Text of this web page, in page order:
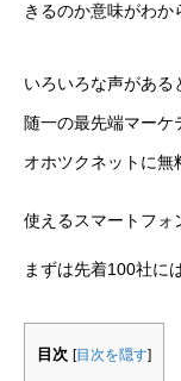
きるのか意味がわか
いろいろな声がある
随一の最先端マーケ
オホツクネットに無
使えるスマートフォ
まずは先着100社に
目次 [目次を隠す]